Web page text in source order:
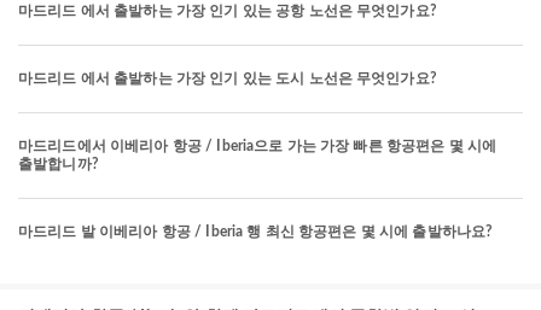
마드리드 에서 출발하는 가장 인기 있는 공항 노선은 무엇인가요?
마드리드 에서 출발하는 가장 인기 있는 도시 노선은 무엇인가요?
마드리드에서 이베리아 항공 / Iberia으로 가는 가장 빠른 항공편은 몇 시에
출발합니까?
마드리드 발 이베리아 항공 / Iberia 행 최신 항공편은 몇 시에 출발하나요?